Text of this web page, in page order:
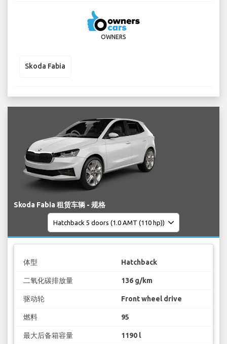
OWNERS
Skoda Fabia
Skoda Fabia 租赁车辆 - 规格
体型 Hatchback
二氧化碳排放量 136 g/km
驱动轮 Front wheel drive
燃料 95
最大后备箱容量 1190 l